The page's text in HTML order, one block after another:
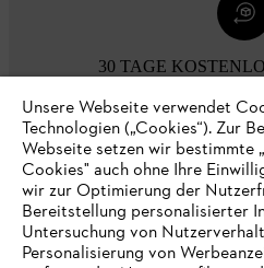
30 TAGE
Unsere Webseite verwendet
Technologien („Cookies“). Zur
Webseite setzen wir bestimmte
Cookies" auch ohne Ihre
wir zur Optimierung der
Bereitstellung personalisierter
Untersuchung von
Personalisierung von